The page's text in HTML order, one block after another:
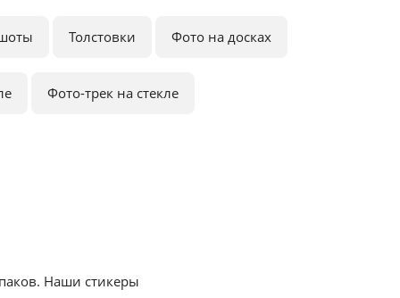
Толстовки Фото на досках
Фото-трек на стекле
Наши стикеры